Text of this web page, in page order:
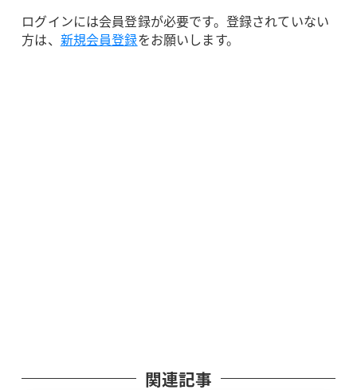
ログインには会員登録が必要です。登録されていない
方は、 新規会員登録をお願いします。
関連記事